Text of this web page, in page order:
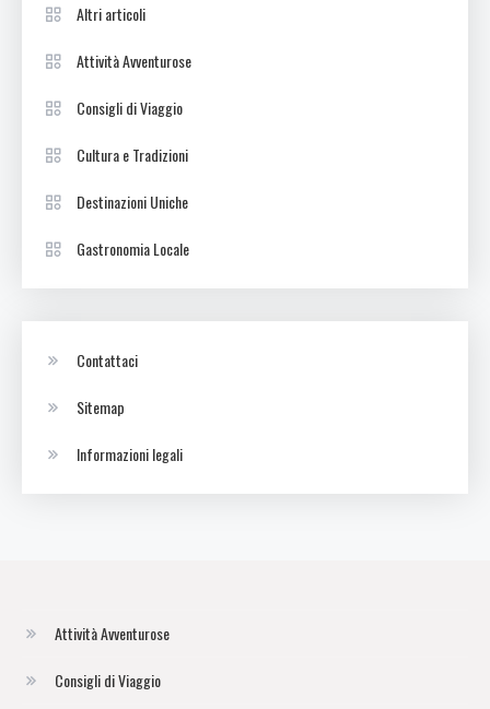
Altri articoli
Attività Avventurose
Consigli di Viaggio
Cultura e Tradizioni
Destinazioni Uniche
Gastronomia Locale
Contattaci
Sitemap
Informazioni legali
Attività Avventurose
Consigli di Viaggio